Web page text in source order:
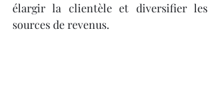
élargir la clientèle et diversifier les
sources de revenus.